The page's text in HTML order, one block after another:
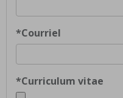
*Courriel
*Curriculum vitae